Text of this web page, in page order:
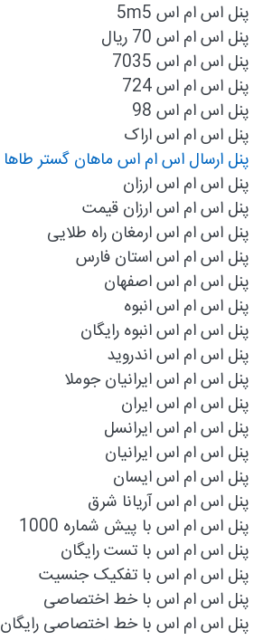
پنل اس ام اس 5m5
پنل اس ام اس 70 ریال
پنل اس ام اس 7035
پنل اس ام اس 724
پنل اس ام اس 98
پنل اس ام اس اراک
پنل ارسال اس ام اس ماهان گستر طاها
پنل اس ام اس ارزان
پنل اس ام اس ارزان قیمت
پنل اس ام اس ارمغان راه طلایی
پنل اس ام اس استان فارس
پنل اس ام اس اصفهان
پنل اس ام اس انبوه
پنل اس ام اس انبوه رایگان
پنل اس ام اس اندروید
پنل اس ام اس ايرانيان جوملا
پنل اس ام اس ایران
پنل اس ام اس ایرانسل
پنل اس ام اس ایرانیان
پنل اس ام اس ایسان
پنل اس ام اس آریانا شرق
پنل اس ام اس با پیش شماره 1000
پنل اس ام اس با تست رایگان
پنل اس ام اس با تفکیک جنسیت
پنل اس ام اس با خط اختصاصی
پنل اس ام اس با خط اختصاصی رایگان